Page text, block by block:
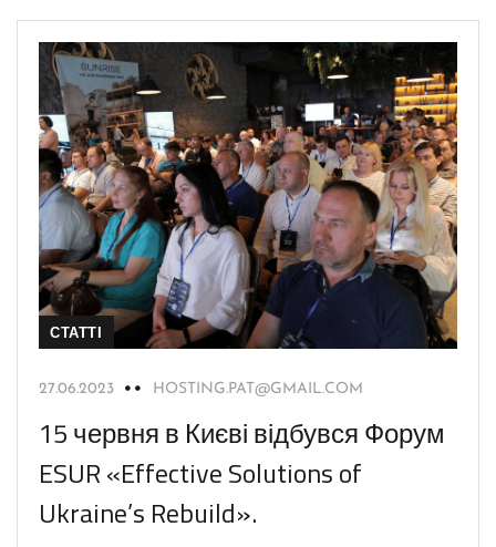
СТАТТІ
27.06.2023 HOSTING.PAT@GMAIL.COM
15 червня в Києві відбувся Форум
ESUR «Effective Solutions of
Ukraine’s Rebuild».